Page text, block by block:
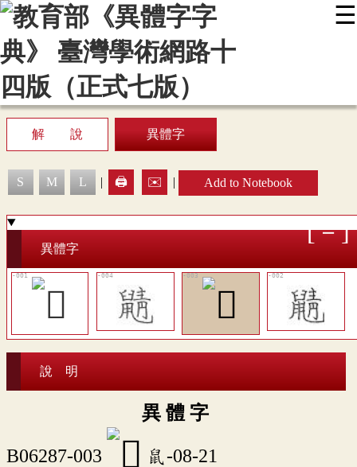
☰
News Editing Instructions
Display Mode
Sitemap
解 說 異體字
S M L | 🖨️ ✉️ | Add to Notebook
異體字
說 明
異 體 字
B06287-003 鼠-08-21